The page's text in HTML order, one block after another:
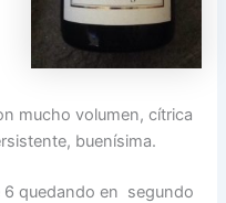
mucho volumen, cítrica
buenísima.
6 quedando en segundo